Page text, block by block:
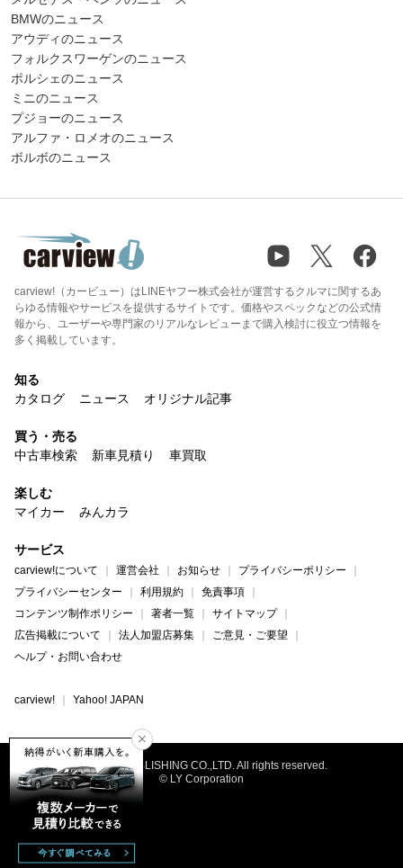
BMWのニュース
アウディのニュース
フォルクスワーゲンのニュース
ポルシェのニュース
ミニのニュース
プジョーのニュース
アルファ・ロメオのニュース
ボルボのニュース
carview!（カービュー）はLINEヤフー株式会社が運営するクルマに関するあ
らゆる情報やサービスを提供するサイトです。価格やスペックなどの公式情
報から、ユーザーや専門家のリアルなレビューまで購入検討に役立つ情報を
多く掲載しています。
知る
カタログ
ニュース オリジナル記事
買う・売る
中古車検索
新車見積り 車買取
楽しむ
マイカー
みんカラ
サービス
carview!について 運営会社 お知らせ
プライバシーポリシー
プライバシーセンター
利用規約
免責事項
コンテンツ制作ポリシー
著者一覧
サイトマップ
広告掲載について
法人加盟店募集
ご意見・ご要望
ヘルプ・お問い合わせ
carview! Yahoo! JAPAN
©NAIGAI PUBLISHING CO.,LTD. All rights reserved.
© LY Corporation